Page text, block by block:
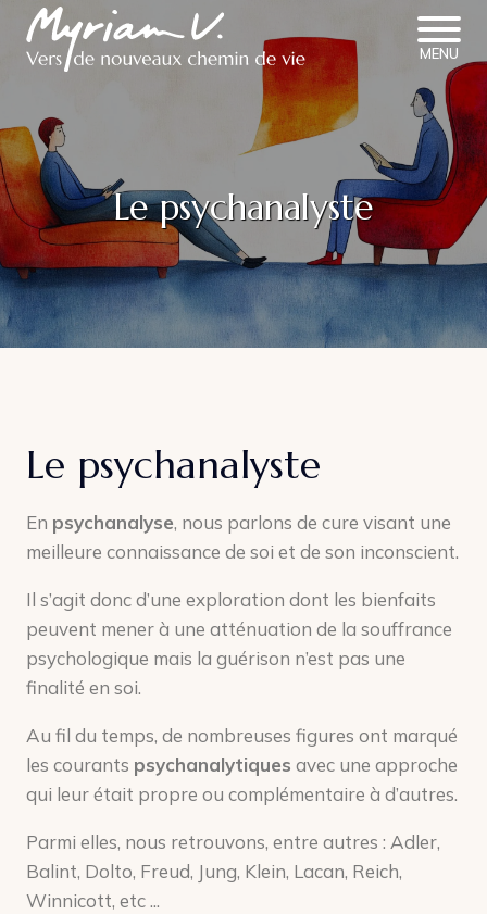
MENU
Le psychanalyste
Le psychanalyste
En psychanalyse, nous parlons de cure visant une
meilleure connaissance de soi et de son inconscient.
Il s’agit donc d’une exploration dont les bienfaits
peuvent mener à une atténuation de la souffrance
psychologique mais la guérison n’est pas une
finalité en soi.
Au fil du temps, de nombreuses figures ont marqué
les courants psychanalytiques avec une approche
qui leur était propre ou complémentaire à d’autres.
Parmi elles, nous retrouvons, entre autres : Adler,
Balint, Dolto, Freud, Jung, Klein, Lacan, Reich,
Winnicott, etc ...